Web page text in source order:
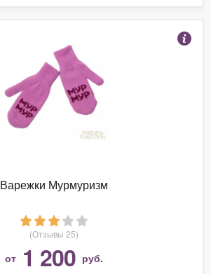
Варежки Мурмуризм
(Отзывы 25)
от 1 200 руб.